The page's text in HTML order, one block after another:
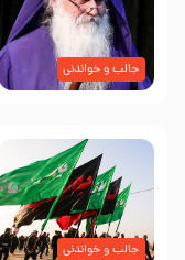
جالب و خواندنی
جالب و خواندنی